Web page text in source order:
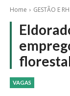
Home GESTÃO E RH
VAGAS